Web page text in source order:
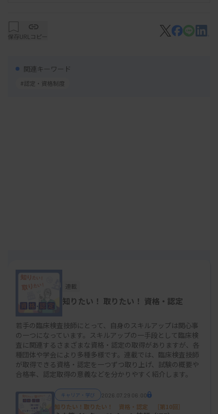
299人、女性462人）で、合格率は43.2％だった。
例年、7月上旬に試験の公示をし、8月第1～3週に
受験の願書受け付け・締め切り。10月最終週の土曜
教えて！ 細胞検査士
（回答）日本臨床細胞学会・細胞検査士委員会委員
保存URLコピー
関連キーワード
#認定・資格制度
連載
知りたい！ 取りたい！ 資格・認定
若手の臨床検査技師にとって、自身のスキルアップは関心事
の一つになっています。スキルアップの一手段として臨床検
査に関連するさまざまな資格・認定の取得がありますが、各
種団体や学会により多種多様です。連載では、臨床検査技師
が取得できる資格・認定を一つずつ取り上げ、試験の概要や
合格率、認定取得の意義などを分かりやすく紹介します。
キャリア・学び 2026.07.29 06:00
知りたい！取りたい！ 資格・認定 ［第10回］